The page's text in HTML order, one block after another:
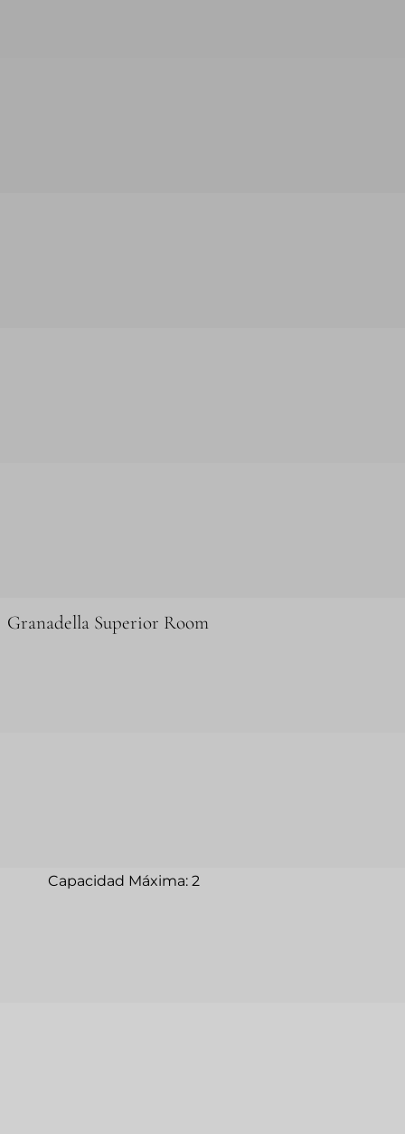
Granadella Superior Room
Capacidad Máxima: 2